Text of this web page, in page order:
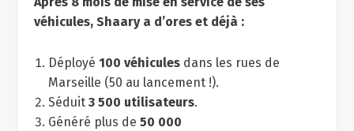
véhicules, Shaary a d’ores et déjà :
Déployé 100 véhiculesdans les rues de
Marseille (50 au lancement !).
Séduit 3 500 utilisateurs.
Généré plus de 50 000